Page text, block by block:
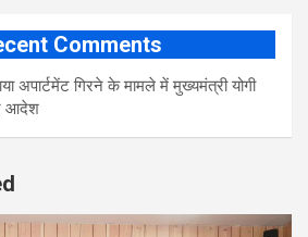
Comments
गिरने के मामले में मुख्‍यमंत्री योगी
आदेश